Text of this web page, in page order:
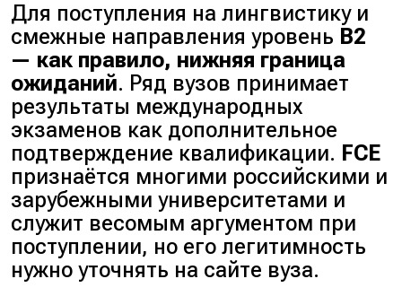
Для поступления на лингвистику и
смежные направления уровень B2
— как правило, нижняя граница
ожиданий. Ряд вузов принимает
результаты международных
экзаменов как дополнительное
подтверждение квалификации. FCE
признаётся многими российскими и
зарубежными университетами и
служит весомым аргументом при
поступлении, но его легитимность
нужно уточнять на сайте вуза.